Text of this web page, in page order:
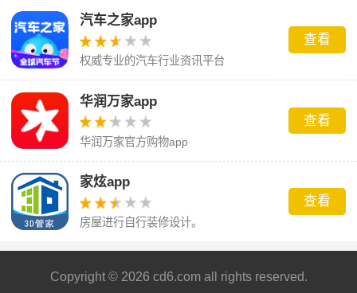
汽车之家app
权威专业的汽车行业资讯平台
查看
华润万家app
华润万家官方购物app
查看
家炫app
房屋进行自行装修设计。
查看
Copyright © 2026 cd6.com all rights reserved.